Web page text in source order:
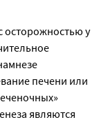
осторожностью у
печени или
являются